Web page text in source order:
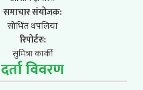
समाचार संयोजक:
सोभित थपलिया
रिपोर्टरः:
सुमित्रा कार्की
दर्ता विवरण